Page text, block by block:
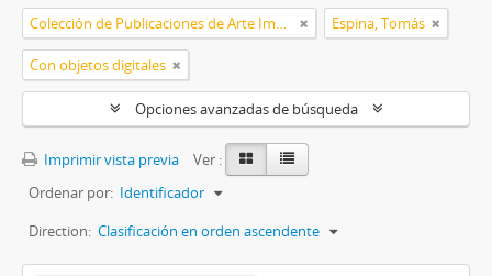
Colección de Publicaciones de Arte Impreso Espina, Tomás
Con objetos digitales
Opciones avanzadas de búsqueda
Imprimir vista previa
Ver :
Ordenar por: Identificador
Direction: Clasificación en orden ascendente